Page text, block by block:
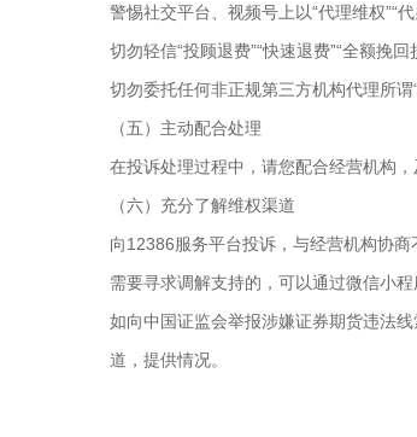
警惕社交平台、视频号上以“代理维权”“
切勿轻信“投顾退费”“快速退费”“全额挽
切勿委托任何非正规第三方机构代理所
（五）主动配合处理
在投诉处理过程中，请您配合经营机构
（六）充分了解维权渠道
向12386服务平台投诉，与经营机构协
需要寻求调解支持的，可以通过微信小
如向中国证监会举报涉嫌证券期货违法
道，提供情况。